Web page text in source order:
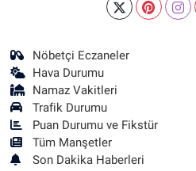
Nöbetçi Eczaneler
Hava Durumu
Namaz Vakitleri
Trafik Durumu
Puan Durumu ve Fikstür
Tüm Manşetler
Son Dakika Haberleri